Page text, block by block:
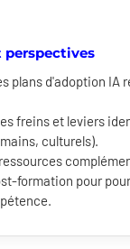
perspectives
plans d'adoption IA
freins et leviers
culturels).
formation pour